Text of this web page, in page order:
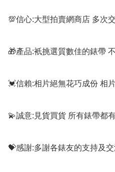
💯信心:大型拍賣網商店 多次
🎁產品:衹挑選質數佳的錶帶
💓信賴:相片絕無花巧成份 相
💫誠意:見貨買貨 所有錶帶都
💝感謝:多謝各錶友的支持及